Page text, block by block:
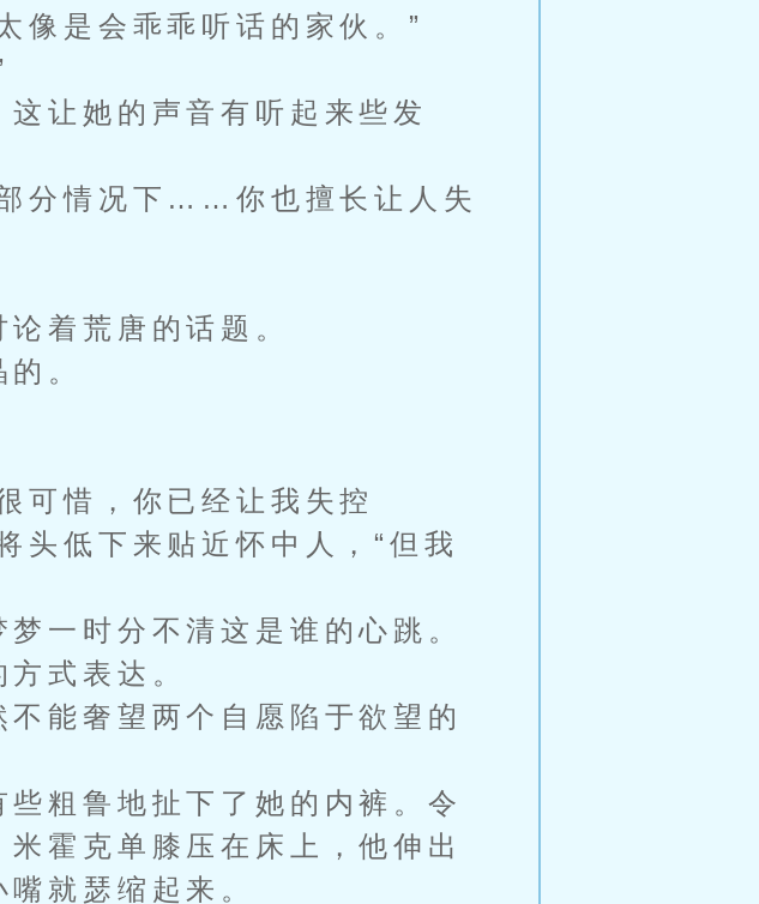
像是会乖乖听话的家伙。”
让她的声音有听起来些发
分情况下……你也擅长让人失
着荒唐的话题。
。
惜，你已经让我失控
头低下来贴近怀中人，“但我
一时分不清这是谁的心跳。
式表达。
能奢望两个自愿陷于欲望的
粗鲁地扯下了她的内裤。令
霍克单膝压在床上，他伸出
就瑟缩起来。